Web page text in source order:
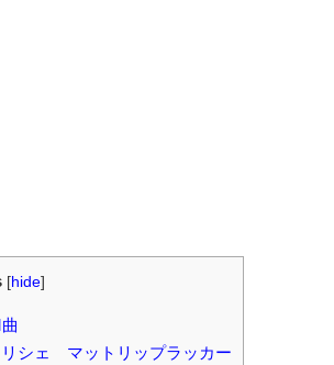
[hide]
シェ マットリップラッカー